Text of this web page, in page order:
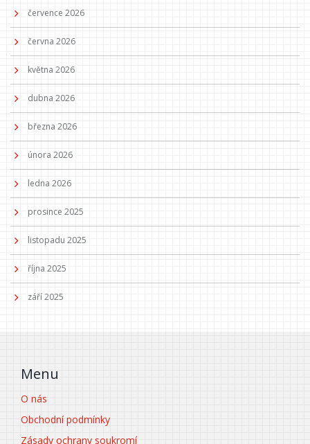
července 2026
června 2026
května 2026
dubna 2026
března 2026
února 2026
ledna 2026
prosince 2025
listopadu 2025
října 2025
září 2025
Menu
O nás
Obchodní podmínky
Zásady ochrany soukromí